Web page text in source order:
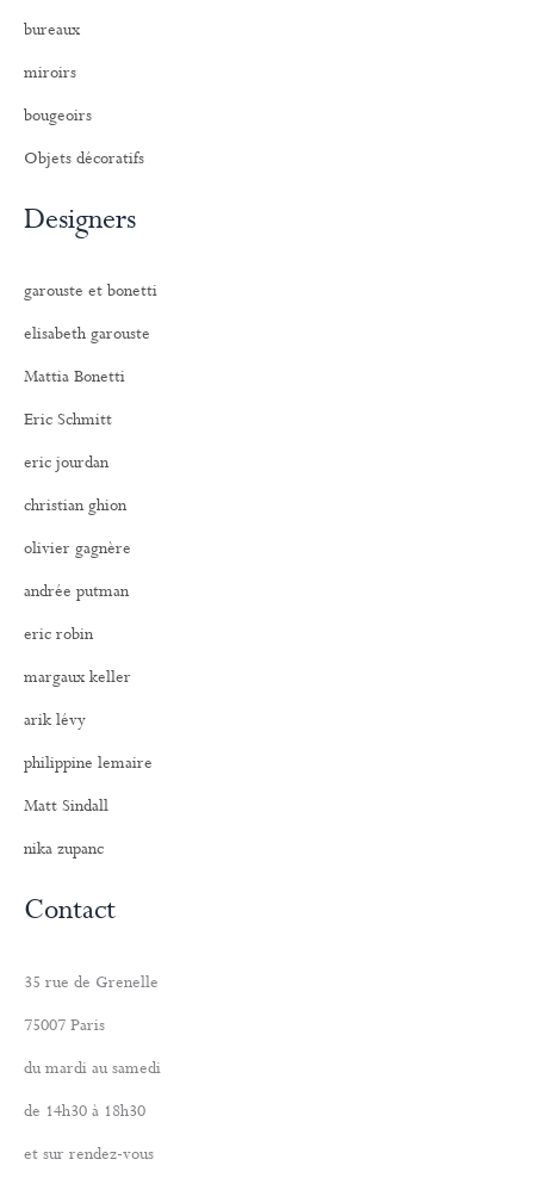
bureaux
miroirs
bougeoirs
Objets décoratifs
Designers
garouste et bonetti
elisabeth garouste
Mattia Bonetti
Eric Schmitt
eric jourdan
christian ghion
olivier gagnère
andrée putman
eric robin
margaux keller
arik lévy
philippine lemaire
Matt Sindall
nika zupanc
Contact
35 rue de Grenelle
75007 Paris
du mardi au samedi
de 14h30 à 18h30
et sur rendez-vous